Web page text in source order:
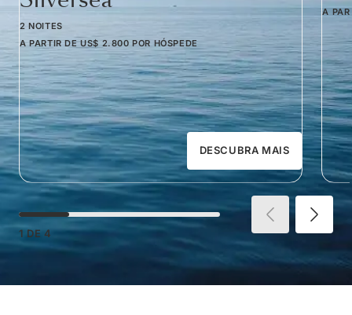
2 NOITES
A PARTIR DE US$ 2.800 POR HÓSPEDE
DESCUBRA MAIS
A
1 DE 4